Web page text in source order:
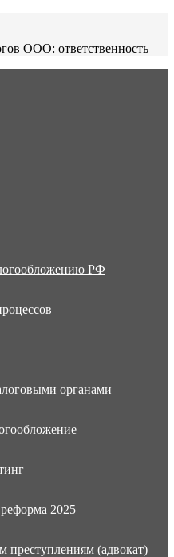
ООО: ответственность
РФ
органами
2025
преступлениям (адвокат)